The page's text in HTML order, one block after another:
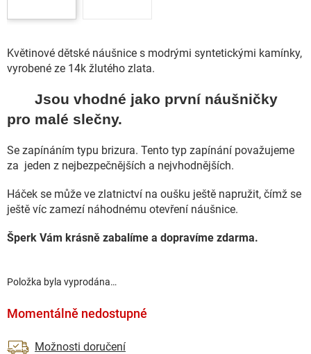
Položka byla vyprodána…
Květinové dětské náušnice s modrými syntetickými kamínky,
vyrobené ze 14k žlutého zlata.
Jsou vhodné jako první náušničky
pro malé slečny.
Se zapínáním typu brizura. Tento typ zapínání považujeme
za jeden z nejbezpečnějších a nejvhodnějších.
Háček se může ve zlatnictví na oušku ještě napružit, čímž se
ještě víc zamezí náhodnému otevření náušnice.
Šperk Vám krásně zabalíme a dopravíme zdarma.
Momentálně nedostupné
Možnosti doručení